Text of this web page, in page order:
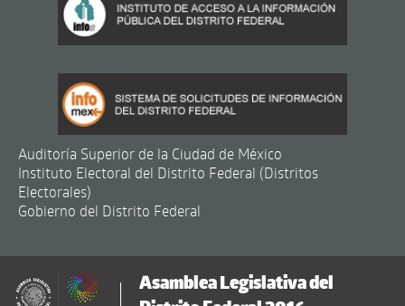
Auditoría Superior de la Ciudad de México
Instituto Electoral del Distrito Federal (Distritos
Electorales)
Gobierno del Distrito Federal
Asamblea Legislativa del